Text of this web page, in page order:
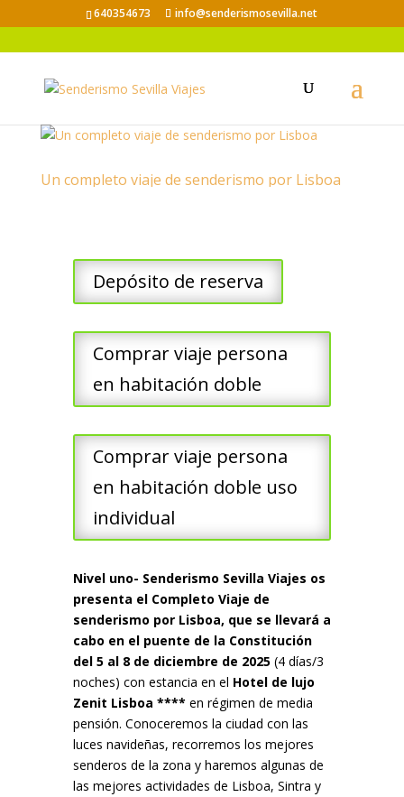
640354673 info@senderismosevilla.net
Un completo viaje de senderismo por Lisboa
Depósito de reserva
Comprar viaje persona
en habitación doble
Comprar viaje persona
en habitación doble uso
individual
Nivel uno- Senderismo Sevilla Viajes os
presenta el Completo Viaje de
senderismo por Lisboa, que se llevará a
cabo en el puente de la Constitución
del 5 al 8 de diciembre de 2025(4 días/3
noches) con estancia en el Hotel de lujo
Zenit Lisboa **** en régimen de media
pensión. Conoceremos la ciudad con las
luces navideñas, recorremos los mejores
senderos de la zona y haremos algunas de
las mejores actividades de Lisboa, Sintra y